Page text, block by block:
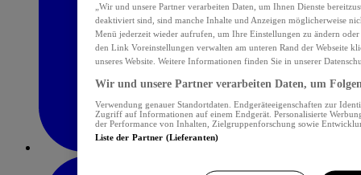
„Wir und unsere Partner verarbeiten Daten, um Ihnen Dienste
deaktiviert sind, sind manche Inhalte und Anzeigen möglicherweise
Menü jederzeit wieder aufrufen, um Ihre Einstellungen zu ändern
den Link Voreinstellungen verwalten am unteren Rand der Webseite
unseres Website. Weitere Informationen finden Sie in unserer
Wir und unsere Partner verarbeiten Daten, um
Verwendung genauer Standortdaten. Endgeräteeigenschaften zur
Zugriff auf Informationen auf einem Endgerät. Personalisierte
der Performance von Inhalten, Zielgruppenforschung sowie
Liste der Partner (Lieferanten)